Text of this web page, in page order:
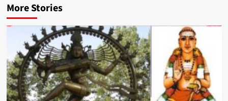
More Stories